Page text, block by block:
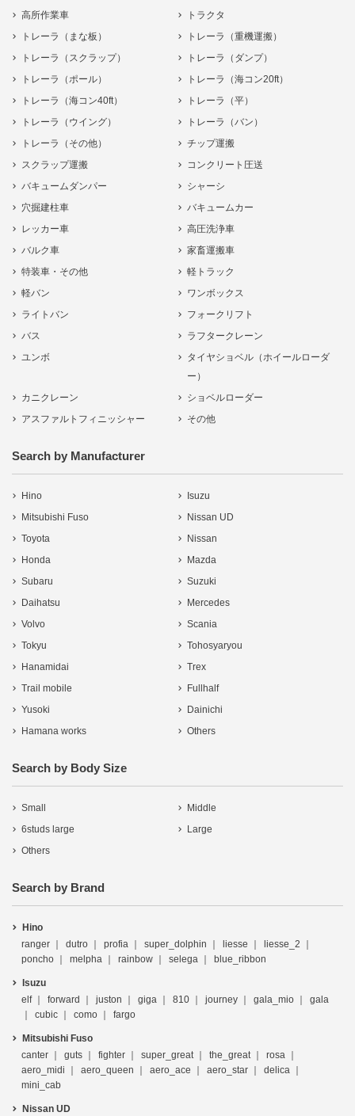
高所作業車
トラクタ
トレーラ（まな板）
トレーラ（重機運搬）
トレーラ（スクラップ）
トレーラ（ダンプ）
トレーラ（ポール）
トレーラ（海コン20ft）
トレーラ（海コン40ft）
トレーラ（平）
トレーラ（ウイング）
トレーラ（バン）
トレーラ（その他）
チップ運搬
スクラップ運搬
コンクリート圧送
バキュームダンパー
シャーシ
穴掘建柱車
バキュームカー
レッカー車
高圧洗浄車
バルク車
家畜運搬車
特装車・その他
軽トラック
軽バン
ワンボックス
ライトバン
フォークリフト
バス
ラフタークレーン
ユンボ
タイヤショベル（ホイールローダ
ー）
カニクレーン
ショベルローダー
アスファルトフィニッシャー
その他
Search by Manufacturer
Hino
Isuzu
Mitsubishi Fuso
Nissan UD
Toyota
Nissan
Honda
Mazda
Subaru
Suzuki
Daihatsu
Mercedes
Volvo
Scania
Tokyu
Tohosyaryou
Hanamidai
Trex
Trail mobile
Fullhalf
Yusoki
Dainichi
Hamana works
Others
Search by Body Size
Small
Middle
6studs large
Large
Others
Search by Brand
Hino
ranger
dutro profia super_dolphin liesse
liesse_2
poncho
melpha rainbow selega blue_ribbon
Isuzu
elf
forward juston giga 810 journey gala_mio
gala
cubic
como fargo
Mitsubishi Fuso
canter
guts fighter super_great the_great
rosa
aero_midi
aero_queen aero_ace aero_star
delica
mini_cab
Nissan UD